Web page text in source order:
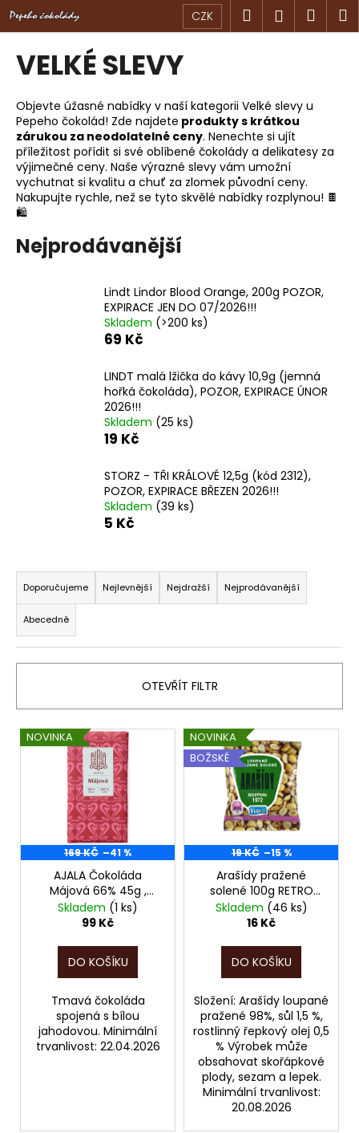
Přejít
na
obsah
CZK Hledat
VELKÉ SLEVY
Objevte úžasné nabídky v naší kategorii Velké slevy u
Pepeho čokolád! Zde najdete produkty s krátkou
zárukou za neodolatelné ceny. Nenechte si ujít
příležitost pořídit si své oblíbené čokolády a delikatesy za
výjimečné ceny. Naše výrazné slevy vám umožní
vychutnat si kvalitu a chuť za zlomek původní ceny.
Nakupujte rychle, než se tyto skvělé nabídky rozplynou! 🍫
🛍️
Nejprodávanější
Lindt Lindor Blood Orange, 200g POZOR,
EXPIRACE JEN DO 07/2026!!!
Skladem (>200 ks)
69 Kč
LINDT malá lžička do kávy 10,9g (jemná
hořká čokoláda), POZOR, EXPIRACE ÚNOR
2026!!!
Skladem (25 ks)
19 Kč
STORZ - TŘI KRÁLOVÉ 12,5g (kód 2312),
POZOR, EXPIRACE BŘEZEN 2026!!!
Skladem (39 ks)
5 Kč
Ř
a
z
e
n
r
o
ů
Doporučujeme Nejlevnější Nejdražší Nejprodávanější
Abecedně
OTEVŘÍT FILTR
V
ý
p
r
NOVINKA
169 KČ –41 %
AJALA Čokoláda
Májová 66% 45g ,
POZOR, PO ZÁRUCE!!!
04/2026!!!
Skladem (1 ks)
99 Kč
DO KOŠÍKU
Tmavá čokoláda
spojená s bílou
jahodovou. Minimální
trvanlivost: 22.04.2026
NOVINKA
BOŽSKÉ
19 KČ –15 %
Arašídy pražené
solené 100g RETRO
POZOR, EXPIRACE JEN
DO 08/2026!!!
Skladem (46 ks)
16 Kč
DO KOŠÍKU
Složení: Arašídy loupané
pražené 98%, sůl 1,5 %,
rostlinný řepkový olej 0,5
% Výrobek může
obsahovat skořápkové
plody, sezam a lepek.
Minimální trvanlivost:
20.08.2026
K
o
o
p
o
t
ř
e
b
u
D
o
p
o
u
LINDOR
PRALINKY
PISTÁCIE